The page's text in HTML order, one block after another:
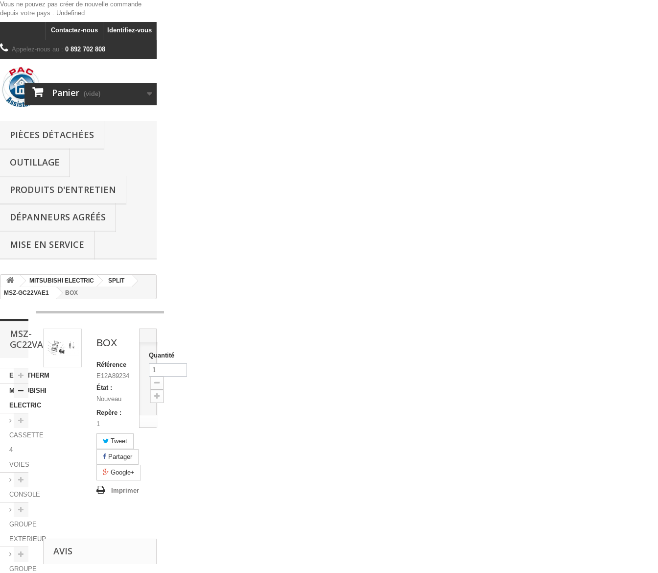
Vous ne pouvez pas créer de nouvelle commande
depuis votre pays : Undefined
Identifiez-vous
Contactez-nous
Appelez-nous au : 0 892 702 808
Panier (vide)
PIÈCES DÉTACHÉES
OUTILLAGE
PRODUITS D'ENTRETIEN
DÉPANNEURS AGRÉÉS
MISE EN SERVICE
MITSUBISHI ELECTRIC
SPLIT
MSZ-GC22VAE1
BOX
MSZ-
GC22VAE1
EASYTHERM
MITSUBISHI
ELECTRIC
CASSETTE
4
VOIES
CONSOLE
GROUPE
EXTERIEUR
GROUPE
BOX
Référence
E12A89234
État :
Nouveau
Repère :
1
Tweet
Partager
Google+
Imprimer
Quantité
AVIS